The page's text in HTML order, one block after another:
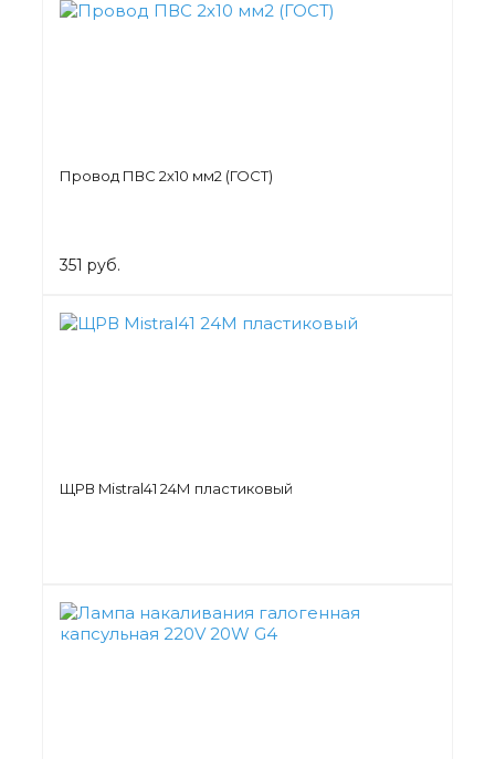
Провод ПВС 2х10 мм2 (ГОСТ)
351 руб.
ЩРВ Mistral41 24М пластиковый